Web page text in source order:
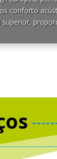
conforto
superior,